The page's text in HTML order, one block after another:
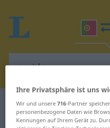
Portugiesisch-Deutsch
Portugiesisch-
Ihre Privatsphäre ist uns
Wir und unsere716-Partner
personenbezogene Daten wie
Kennungen auf Ihrem Gerät zu.